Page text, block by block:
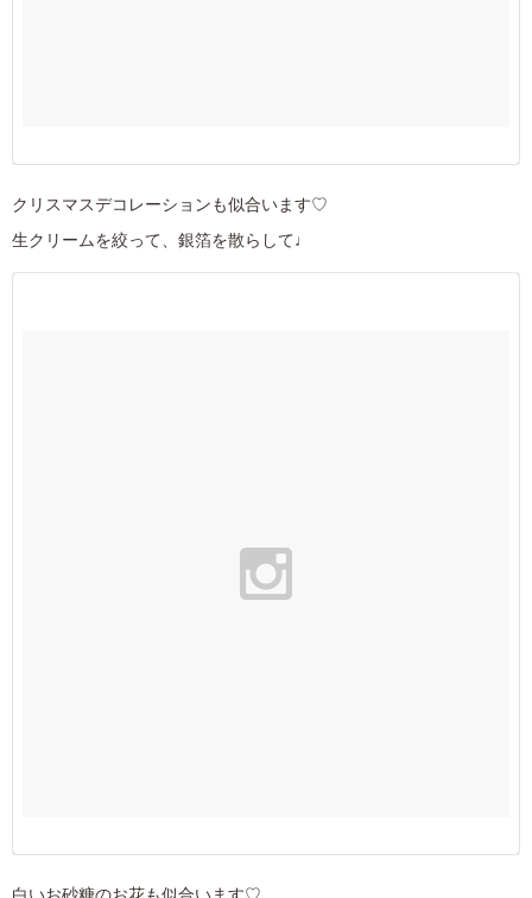
クリスマスデコレーションも似合います♡
生クリームを絞って、銀箔を散らして♩